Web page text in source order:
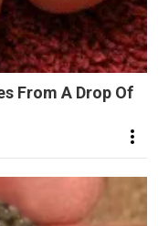
From A Drop Of